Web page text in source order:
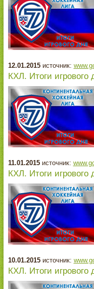
12.01.2015источник:
КХЛ. Итоги игрового
11.01.2015источник:
КХЛ. Итоги игрового
10.01.2015источник:
КХЛ. Итоги игрового